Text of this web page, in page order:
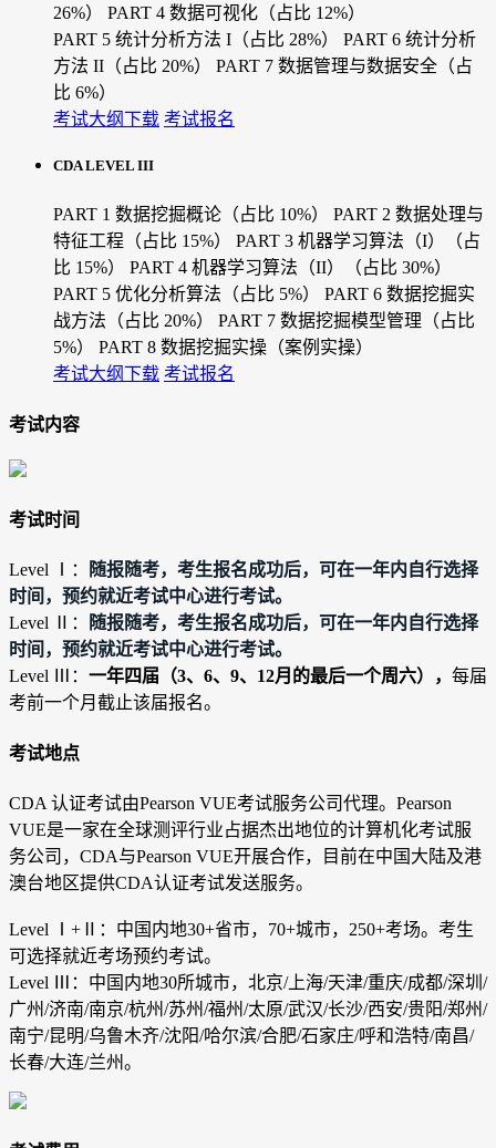
26%）
PART 4 数据可视化（占比 12%）
PART 5 统计分析方法 I（占比 28%）
PART 6 统计分析
方法 II（占比 20%）
PART 7 数据管理与数据安全（占
比 6%）
考试大纲下载 考试报名
CDA LEVEL III
PART 1 数据挖掘概论（占比 10%）
PART 2 数据处理与
特征工程（占比 15%）
PART 3 机器学习算法（I）（占
比 15%）
PART 4 机器学习算法（II）（占比 30%）
PART 5 优化分析算法（占比 5%）
PART 6 数据挖掘实
战方法（占比 20%）
PART 7 数据挖掘模型管理（占比
5%）
PART 8 数据挖掘实操（案例实操）
考试大纲下载 考试报名
考试内容
考试时间
Level Ⅰ：
随报随考，考生报名成功后，可在一年内自行选择
时间，预约就近考试中心进行考试。
Level Ⅱ：
随报随考，考生报名成功后，可在一年内自行选择
时间，预约就近考试中心进行考试。
Level Ⅲ： 一年四届（3、6、9、12月的最后一个周六）， 每届
考前一个月截止该届报名。
考试地点
CDA 认证考试由Pearson VUE考试服务公司代理。Pearson
VUE是一家在全球测评行业占据杰出地位的计算机化考试服
务公司，CDA与Pearson VUE开展合作，目前在中国大陆及港
澳台地区提供CDA认证考试发送服务。
Level Ⅰ+
：中国内地30+省市，70+城市，250+考场。考生
可选择就近考场预约考试。
Level Ⅲ：中国内地30所城市，北京/上海/天津/重庆/成都/深圳/
广州/济南/南京/杭州/苏州/福州/太原/武汉/长沙/西安/贵阳/郑州/
南宁/昆明/乌鲁木齐/沈阳/哈尔滨/合肥/石家庄/呼和浩特/南昌/
长春/大连/兰州。